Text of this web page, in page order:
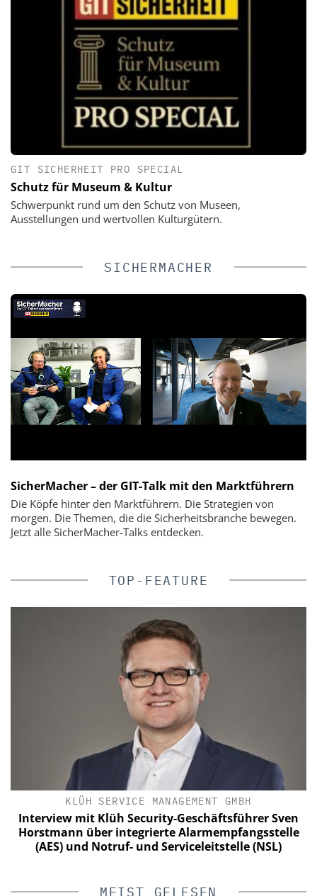
GIT SICHERHEIT PRO SPECIAL
Schutz für Museum & Kultur
Schwerpunkt rund um den Schutz von Museen,
Ausstellungen und wertvollen Kulturgütern.
SICHERMACHER
SicherMacher – der GIT-Talk mit den Marktführern
Die Köpfe hinter den Marktführern. Die Strategien von
morgen. Die Themen, die die Sicherheitsbranche bewegen.
Jetzt alle SicherMacher-Talks entdecken.
TOP-FEATURE
Sven
(NSL)
KOELNMESSE GMBH
PMRExpo 2026 - Leitmesse für
Kommunikation
MEIST GELESEN